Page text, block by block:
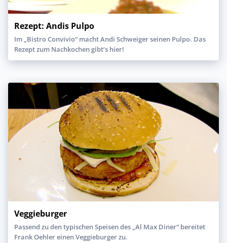
Rezept: Andis Pulpo
Im „Bistro Convivio“ macht Andi Schweiger seinen Pulpo. Das
Rezept zum Nachkochen gibt‘s hier!
Veggieburger
Passend zu den typischen Speisen des „Al Max Diner“ bereitet
Frank Oehler einen Veggieburger zu.